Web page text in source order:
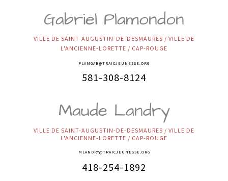
Gabriel Plamondon
VILLE DE SAINT-AUGUSTIN-DE-DESMAURES / VILLE DE
L'ANCIENNE-LORETTE / CAP-ROUGE
PLAMGAB@TRAICJEUNESSE.ORG
581-308-8124
Maude Landry
VILLE DE SAINT-AUGUSTIN-DE-DESMAURES / VILLE DE
L'ANCIENNE-LORETTE / CAP-ROUGE​
MLANDRY@TRAICJEUNESSE.ORG
418-254-1892